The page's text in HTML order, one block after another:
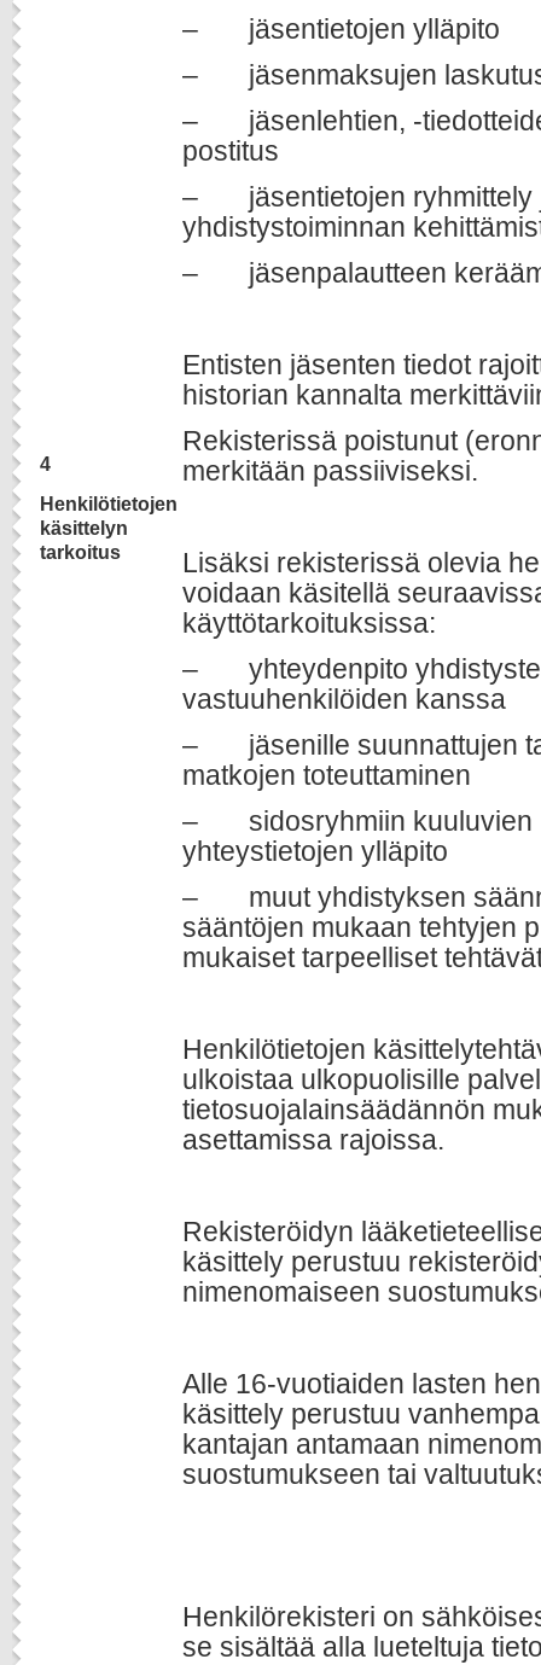
4
Henkilötietojen
käsittelyn
tarkoitus
– jäsentietojen ylläpito
– jäsenmaksujen
– jäsenlehtien, -
postitus
– jäsentietojen ryhmittely
yhdistystoiminnan
– jäsenpalautteen
Entisten jäsenten tiedot
historian kannalta
Rekisterissä poistunut
merkitään passiiviseksi.
Lisäksi rekisterissä olevia
voidaan käsitellä
käyttötarkoituksissa:
– yhteydenpito
vastuuhenkilöiden kanssa
– jäsenille suunnattujen
matkojen toteuttaminen
– sidosryhmiin kuuluvien
yhteystietojen ylläpito
– muut yhdistyksen
sääntöjen mukaan tehtyjen
mukaiset tarpeelliset
Henkilötietojen
ulkoistaa ulkopuolisille
tietosuojalainsäädännön
asettamissa rajoissa.
Rekisteröidyn
käsittely perustuu
nimenomaiseen
Alle 16-vuotiaiden lasten
käsittely perustuu
kantajan antamaan
suostumukseen tai
Henkilörekisteri on
se sisältää alla lueteltuja